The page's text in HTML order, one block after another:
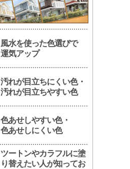
風水を使った色選びで
運気アップ
汚れが目立ちにくい色・
汚れが目立ちやすい色
色あせしやすい色・
色あせしにくい色
ツートンやカラフルに塗
り替えたい人が知ってお